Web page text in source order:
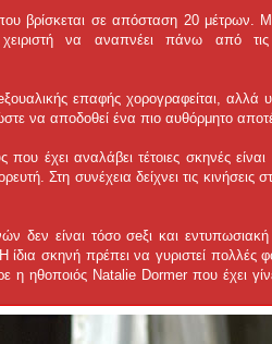
βρίσκεται σε απόσταση 20 μέτρων.
να αναπνέει πάνω από
επαφής χορογραφείται,
να αποδοθεί ένα πιο αυθόρμητο
έχει αναλάβει τέτοιες σκηνές
Στη συνέχεια δείχνει τις κινήσεις
δεν είναι τόσο σeξι και
σκηνή πρέπει να γυριστεί πολλές
η ηθοποιός Natalie Dormer που έχει